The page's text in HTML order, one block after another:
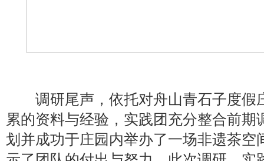
调研尾声，依托对舟山青石子度假
累的资料与经验，实践团充分整合前期
划并成功于庄园内举办了一场非遗茶空